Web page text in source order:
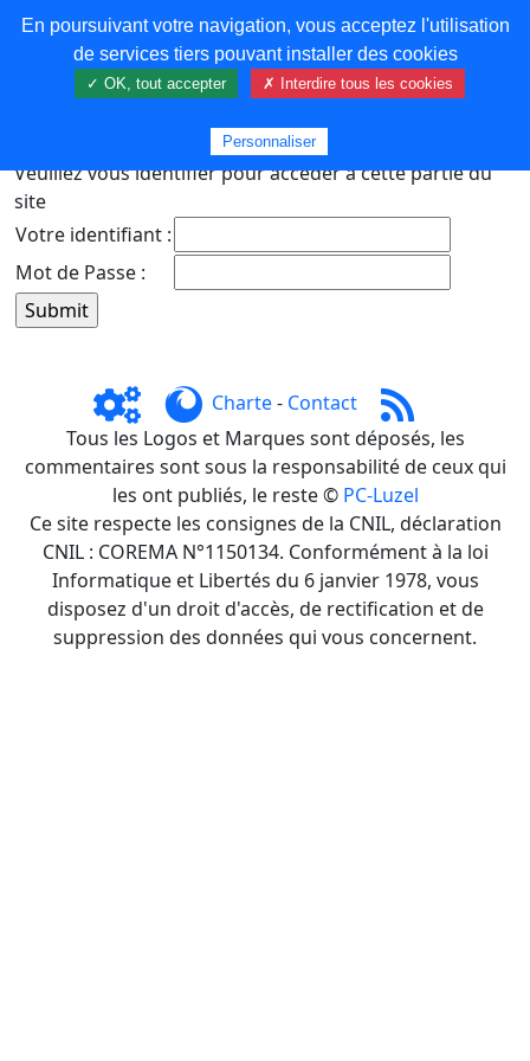
COREMA
Veuillez vous identifier pour accéder à cette partie du
site
Votre identifiant :
Mot de Passe :
Charte- Contact
Tous les Logos et Marques sont déposés, les
commentaires sont sous la responsabilité de ceux qui
les ont publiés, le reste © PC-Luzel
Ce site respecte les consignes de la CNIL, déclaration
CNIL : COREMA N°1150134. Conformément à la loi
Informatique et Libertés du 6 janvier 1978, vous
disposez d'un droit d'accès, de rectification et de
suppression des données qui vous concernent.
En poursuivant votre navigation, vous acceptez l'utilisation
de services tiers pouvant installer des cookies
✓ OK, tout accepter ✗ Interdire tous les cookies
Personnaliser